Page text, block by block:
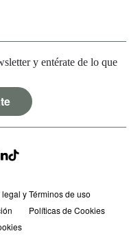
y entérate de lo que
y Términos de uso
Políticas de Cookies